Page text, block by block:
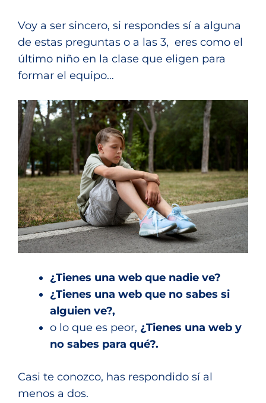
Voy a ser sincero, si respondes sí a alguna
de estas preguntas o a las 3, eres como el
último niño en la clase que eligen para
formar el equipo…
¿Tienes una web que nadie ve?
¿Tienes una web que no sabes si
alguien ve?,
o lo que es peor, ¿Tienes una web y
no sabes para qué?.
Casi te conozco, has respondido sí al
menos a dos.